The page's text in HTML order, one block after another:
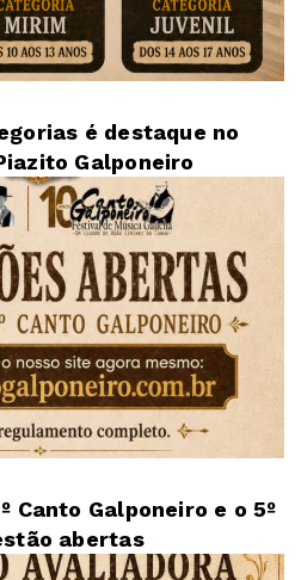
é destaque no
Galponeiro
Canto Galponeiro e o 5º
abertas